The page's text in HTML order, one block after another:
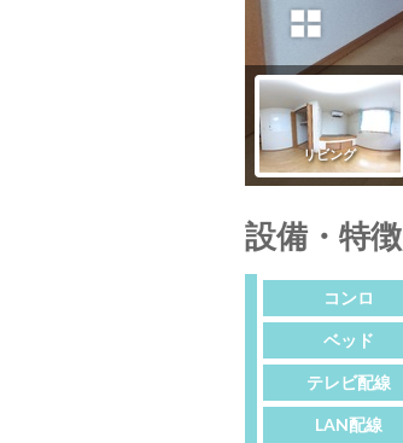
設備・特徴
コンロ
ベッド
テレビ配線
LAN配線